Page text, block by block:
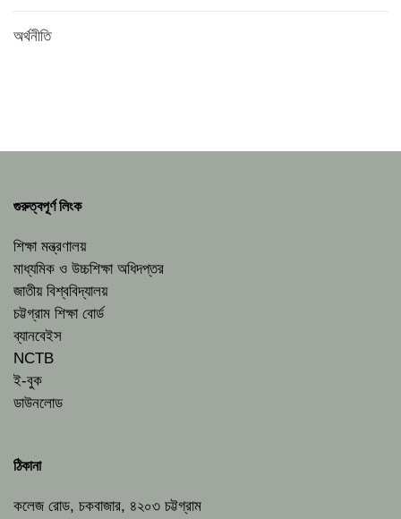
অর্থনীতি
গুরুত্বপূর্ণ লিংক
শিক্ষা মন্ত্রণালয়
মাধ্যমিক ও উচ্চশিক্ষা অধিদপ্তর
জাতীয় বিশ্ববিদ্যালয়
চট্টগ্রাম শিক্ষা বোর্ড
ব্যানবেইস
NCTB
ই-বুক
ডাউনলোড
ঠিকানা
কলেজ রোড, চকবাজার, ৪২০৩ চট্টগ্রাম